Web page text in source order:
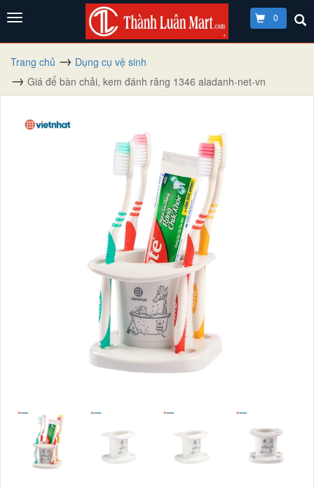
0
Trang chủ
Dụng cụ vệ sinh
Giá để bàn chải, kem đánh răng 1346 aladanh-net-vn